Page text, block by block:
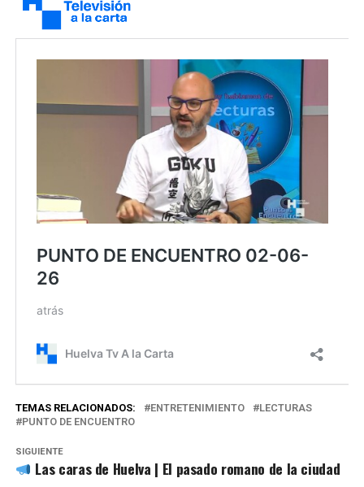
TEMAS RELACIONADOS: ENTRETENIMIENTO
LECTURAS
PUNTO DE ENCUENTRO
SIGUIENTE
Las caras de Huelva | El pasado romano de la ciudad